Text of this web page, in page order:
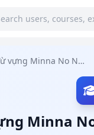
Từ vựng Minna No Nihongo
Minna